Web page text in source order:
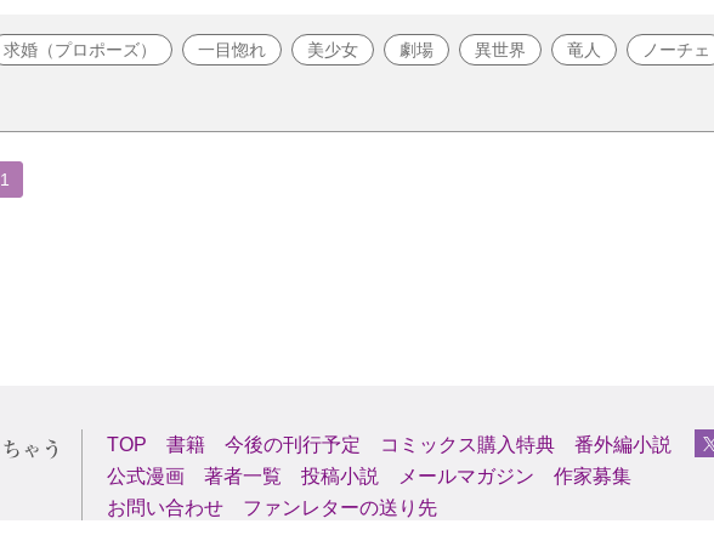
求婚（プロポーズ） 一目惚れ 美少女 劇場 異世界 竜人 ノーチェ
1
TOP 書籍 今後の刊行予定 コミックス購入特典
番外編小説
公式漫画
著者一覧 投稿小説 メールマガジン
作家募集
お問い合わせ
ファンレターの送り先